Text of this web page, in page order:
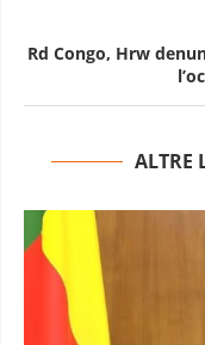
Rd Congo, Hrw
ALTRE